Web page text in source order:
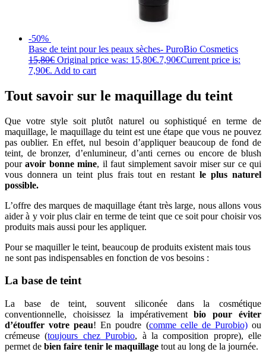
-50%
Base de teint pour les peaux sèches- PuroBio Cosmetics
15,80€ Original price was: 15,80€.7,90€Current price is:
7,90€. Add to cart
Tout savoir sur le maquillage du teint
Que votre style soit plutôt naturel ou sophistiqué en terme de
maquillage, le maquillage du teint est une étape que vous ne pouvez
pas oublier. En effet, nul besoin d’appliquer beaucoup de fond de
teint, de bronzer, d’enlumineur, d’anti cernes ou encore de blush
pouravoir bonne mine, il faut simplement savoir miser sur ce qui
vous donnera un teint plus frais tout en restantle plus naturel
possible.
L’offre des marques de maquillage étant très large, nous allons vous
aider à y voir plus clair en terme de teint que ce soit pour choisir vos
produits mais aussi pour les appliquer.
Pour se maquiller le teint, beaucoup de produits existent mais tous
ne sont pas indispensables en fonction de vos besoins :
La base de teint
La base de teint, souvent siliconée dans la cosmétique
conventionnelle, choisissez la impérativementbio pour éviter
d’étouffer votre peau! En poudre (comme celle de Purobio)ou
crémeuse (toujours chez Purobio, à la composition propre), elle
permet de bien faire tenir le maquillage tout au long de la journée.